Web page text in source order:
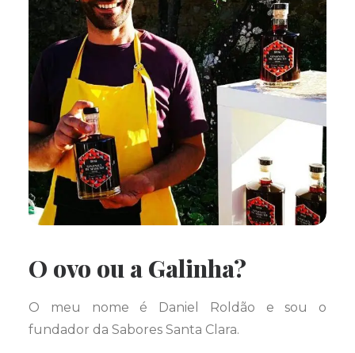
O ovo ou a Galinha?
O meu nome é Daniel Roldão e sou o
fundador da Sabores Santa Clara.